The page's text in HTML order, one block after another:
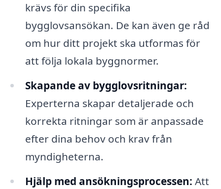
krävs för din specifika
bygglovsansökan. De kan även ge råd
om hur ditt projekt ska utformas för
att följa lokala byggnormer.
Skapande av bygglovsritningar:
Experterna skapar detaljerade och
korrekta ritningar som är anpassade
efter dina behov och krav från
myndigheterna.
Hjälp med ansökningsprocessen: Att